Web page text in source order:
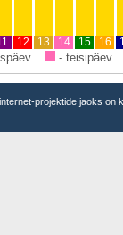
12 13 14 15 16
- teisipäev
projektide jaoks on